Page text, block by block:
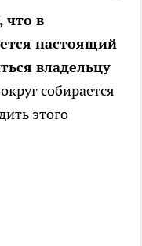
что в
настоящий
владельцу
собирается
этого